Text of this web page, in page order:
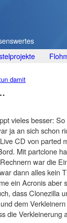
damit
vieles besser:
ja an sich schon
CD von parted
Mit partclone
war die
dann alles kein
ein Acronis
dass Clonezilla
dem
die Verkleinerung